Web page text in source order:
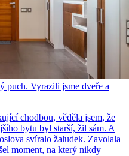
puch. Vyrazili jsme dveře a
chodbou, věděla jsem, že
bytu byl starší, žil sám. A
svíralo žaludek. Zavolala
moment, na který nikdy